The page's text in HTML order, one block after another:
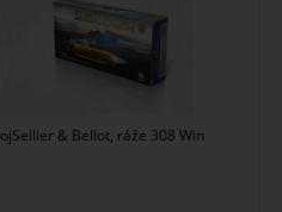
& Bellot, ráže 308 Win